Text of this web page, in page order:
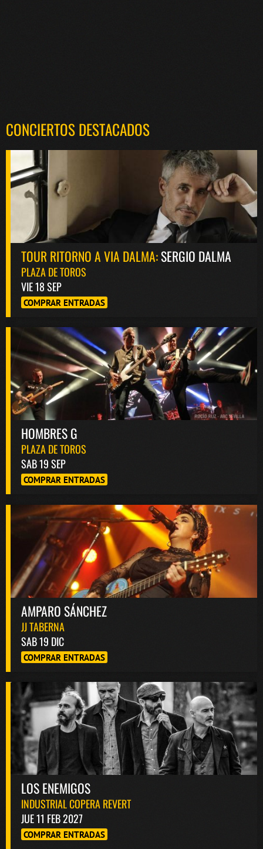
CONCIERTOS DESTACADOS
TOUR RITORNO A VIA DALMA:SERGIO DALMA
PLAZA DE TOROS
VIE 18 SEP
COMPRAR ENTRADAS
HOMBRES G
PLAZA DE TOROS
SAB 19 SEP
COMPRAR ENTRADAS
AMPARO SÁNCHEZ
JJ TABERNA
SAB 19 DIC
COMPRAR ENTRADAS
LOS ENEMIGOS
INDUSTRIAL COPERA REVERT
JUE 11 FEB 2027
COMPRAR ENTRADAS